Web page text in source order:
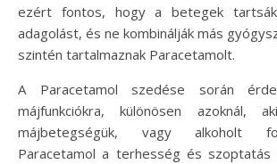
ezért fontos, hogy a betegek
adagolást, és ne kombinálják más
szintén tartalmaznak Paracetamolt.
A Paracetamol szedése során
májfunkciókra, különösen azoknál,
májbetegségük, vagy alkoholt
Paracetamol a terhesség és szoptatás